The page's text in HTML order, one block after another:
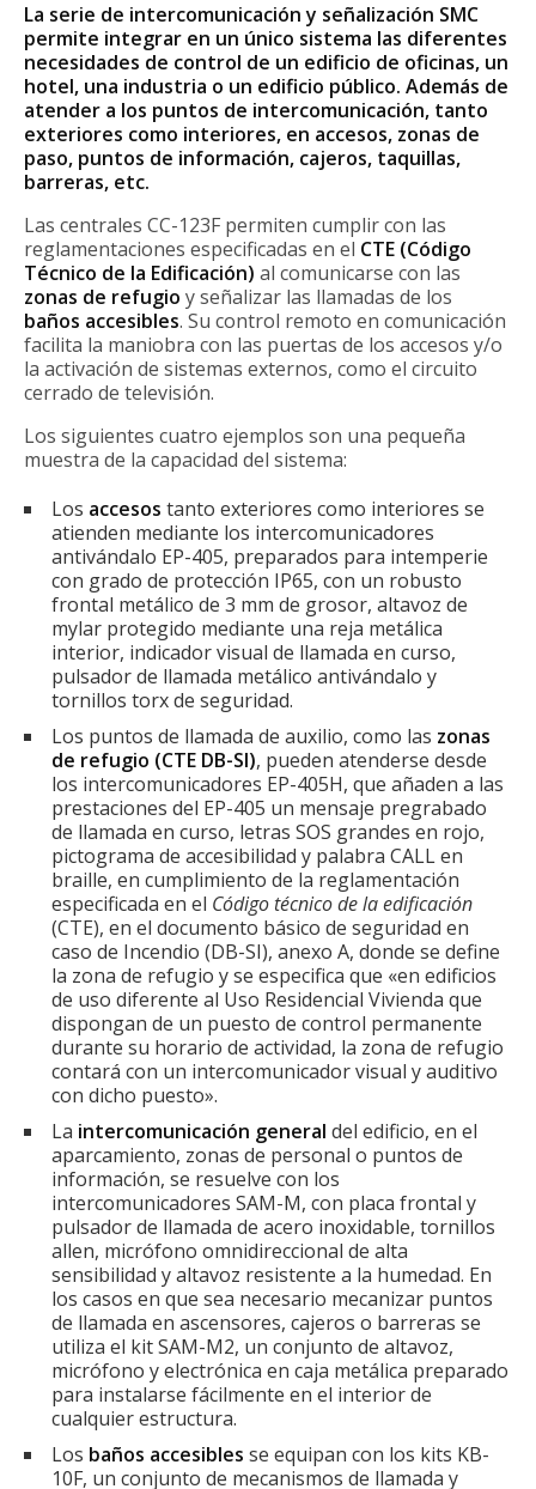
La serie de intercomunicación y señalización SMC
permite integrar en un único sistema las diferentes
necesidades de control de un edificio de oficinas, un
hotel, una industria o un edificio público. Además de
atender a los puntos de intercomunicación, tanto
exteriores como interiores, en accesos, zonas de
paso, puntos de información, cajeros, taquillas,
barreras, etc.
Las centrales CC-123F permiten cumplir con las
reglamentaciones especificadas en el CTE (Código
Técnico de la Edificación) al comunicarse con las
zonas de refugio y señalizar las llamadas de los
baños accesibles. Su control remoto en comunicación
facilita la maniobra con las puertas de los accesos y/o
la activación de sistemas externos, como el circuito
cerrado de televisión.
Los siguientes cuatro ejemplos son una pequeña
muestra de la capacidad del sistema:
Los accesos tanto exteriores como interiores se
atienden mediante los intercomunicadores
antivándalo EP-405, preparados para intemperie
con grado de protección IP65, con un robusto
frontal metálico de 3 mm de grosor, altavoz de
mylar protegido mediante una reja metálica
interior, indicador visual de llamada en curso,
pulsador de llamada metálico antivándalo y
tornillos torx de seguridad.
Los puntos de llamada de auxilio, como las zonas
de refugio (CTE DB-SI), pueden atenderse desde
los intercomunicadores EP-405H, que añaden a las
prestaciones del EP-405 un mensaje pregrabado
de llamada en curso, letras SOS grandes en rojo,
pictograma de accesibilidad y palabra CALL en
braille, en cumplimiento de la reglamentación
especificada en el Código técnico de la edificación
(CTE), en el documento básico de seguridad en
caso de Incendio (DB-SI), anexo A, donde se define
la zona de refugio y se especifica que «en edificios
de uso diferente al Uso Residencial Vivienda que
dispongan de un puesto de control permanente
durante su horario de actividad, la zona de refugio
contará con un intercomunicador visual y auditivo
con dicho puesto».
La intercomunicación general del edificio, en el
aparcamiento, zonas de personal o puntos de
información, se resuelve con los
intercomunicadores SAM-M, con placa frontal y
pulsador de llamada de acero inoxidable, tornillos
allen, micrófono omnidireccional de alta
sensibilidad y altavoz resistente a la humedad. En
los casos en que sea necesario mecanizar puntos
de llamada en ascensores, cajeros o barreras se
utiliza el kit SAM-M2, un conjunto de altavoz,
micrófono y electrónica en caja metálica preparado
para instalarse fácilmente en el interior de
cualquier estructura.
Los baños accesibles se equipan con los kits KB-
10F, un conjunto de mecanismos de llamada y